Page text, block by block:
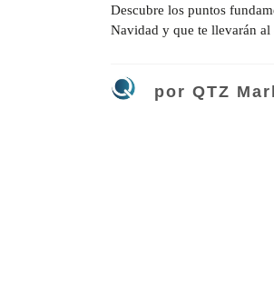
Descubre los puntos
Navidad y que te llevarán al
por QTZ